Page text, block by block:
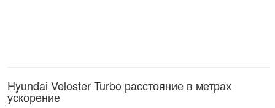
Hyundai Veloster Turbo расстояние в метрах
ускорение